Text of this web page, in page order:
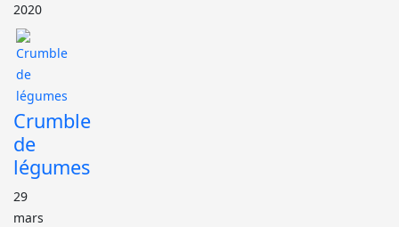
2020
Crumble
de
légumes
29
mars